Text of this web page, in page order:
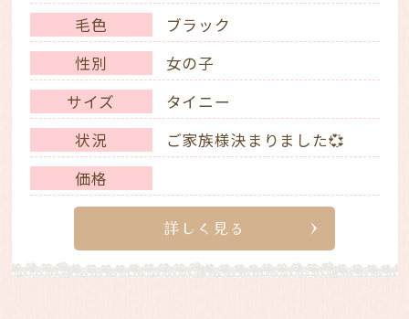
毛色
ブラック
性別
女の子
サイズ
タイニー
状況
ご家族様決まりました💞
価格
詳しく見る